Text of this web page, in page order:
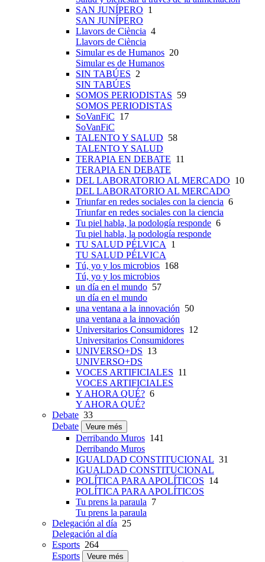
SAN JUNÍPERO 1
SAN JUNÍPERO
Llavors de Ciència 4
Llavors de Ciència
Simular es de Humanos 20
Simular es de Humanos
SIN TABÚES 2
SIN TABÚES
SOMOS PERIODISTAS 59
SOMOS PERIODISTAS
SoVanFiC 17
SoVanFiC
TALENTO Y SALUD 58
TALENTO Y SALUD
TERAPIA EN DEBATE 11
TERAPIA EN DEBATE
DEL LABORATORIO AL MERCADO 10
DEL LABORATORIO AL MERCADO
Triunfar en redes sociales con la ciencia 6
Triunfar en redes sociales con la ciencia
Tu piel habla, la podología responde 6
Tu piel habla, la podología responde
TU SALUD PÉLVICA 1
TU SALUD PÉLVICA
Tú, yo y los microbios 168
Tú, yo y los microbios
un día en el mundo 57
un día en el mundo
una ventana a la innovación 50
una ventana a la innovación
Universitarios Consumidores 12
Universitarios Consumidores
UNIVERSO+DS 13
UNIVERSO+DS
VOCES ARTIFICIALES 11
VOCES ARTIFICIALES
Y AHORA QUÉ? 6
Y AHORA QUÉ?
Debate 33
Debate
Veure més
Derribando Muros 141
Derribando Muros
IGUALDAD CONSTITUCIONAL 31
IGUALDAD CONSTITUCIONAL
POLÍTICA PARA APOLÍTICOS 14
POLÍTICA PARA APOLÍTICOS
Tu prens la paraula 7
Tu prens la paraula
Delegación al día 25
Delegación al día
Esports 264
Esports
Veure més